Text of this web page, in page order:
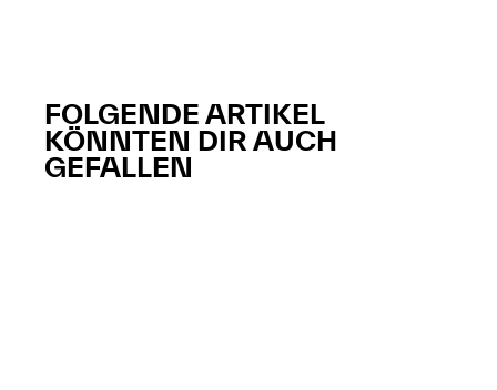
FOLGENDE ARTIKEL
KÖNNTEN DIR AUCH
GEFALLEN​​